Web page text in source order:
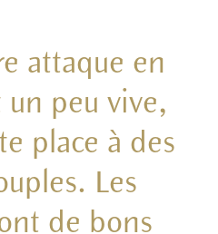
attaque en
un peu vive,
place à des
Les
de bons